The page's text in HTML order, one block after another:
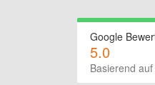
Google
5.0
Basierend